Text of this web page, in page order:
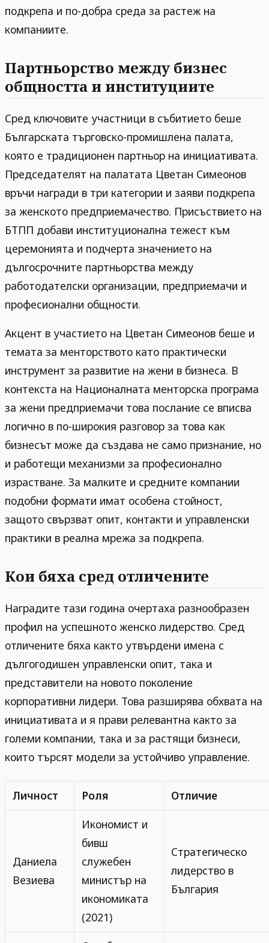
подкрепа и по-добра среда за растеж на
компаниите.
Партньорство между бизнес
общността и институциите
Сред ключовите участници в събитието беше
Българската търговско-промишлена палата,
която е традиционен партньор на инициативата.
Председателят на палатата Цветан Симеонов
връчи награди в три категории и заяви подкрепа
за женското предприемачество. Присъствието на
БТПП добави институционална тежест към
церемонията и подчерта значението на
дългосрочните партньорства между
работодателски организации, предприемачи и
професионални общности.
Акцент в участието на Цветан Симеонов беше и
темата за менторството като практически
инструмент за развитие на жени в бизнеса. В
контекста на Националната менторска програма
за жени предприемачи това послание се вписва
логично в по-широкия разговор за това как
бизнесът може да създава не само признание, но
и работещи механизми за професионално
израстване. За малките и средните компании
подобни формати имат особена стойност,
защото свързват опит, контакти и управленски
практики в реална мрежа за подкрепа.
Кои бяха сред отличените
Наградите тази година очертаха разнообразен
профил на успешното женско лидерство. Сред
отличените бяха както утвърдени имена с
дългогодишен управленски опит, така и
представители на новото поколение
корпоративни лидери. Това разширява обхвата на
инициативата и я прави релевантна както за
големи компании, така и за растящи бизнеси,
които търсят модели за устойчиво управление.
Личност Роля Отличие
Даниела
Везиева
Икономист и
бивш
служебен
министър на
икономиката
(2021)
Стратегическо
лидерство в
България